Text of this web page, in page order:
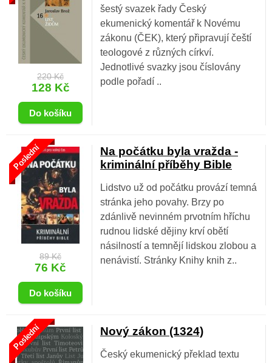
220 Kč
128 Kč
šestý svazek řady Český
ekumenický komentář k Novému
zákonu (ČEK), který připravují čeští
teologové z různých církví.
Jednotlivé svazky jsou číslovány
podle pořadí ..
Poslední
89 Kč
76 Kč
Na počátku byla vražda -
kriminální příběhy Bible
Lidstvo už od počátku provází temná
stránka jeho povahy. Brzy po
zdánlivě nevinném prvotním hříchu
rudnou lidské dějiny krví obětí
násilností a temnějí lidskou zlobou a
nenávistí. Stránky Knihy knih z..
Poslední Nový zákon (1324)
Český ekumenický překlad textu